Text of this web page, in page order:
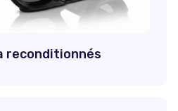
reconditionnés